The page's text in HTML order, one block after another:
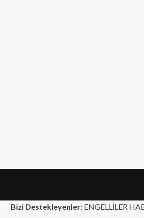
Bizi Destekleyenler: ENGELLİLER